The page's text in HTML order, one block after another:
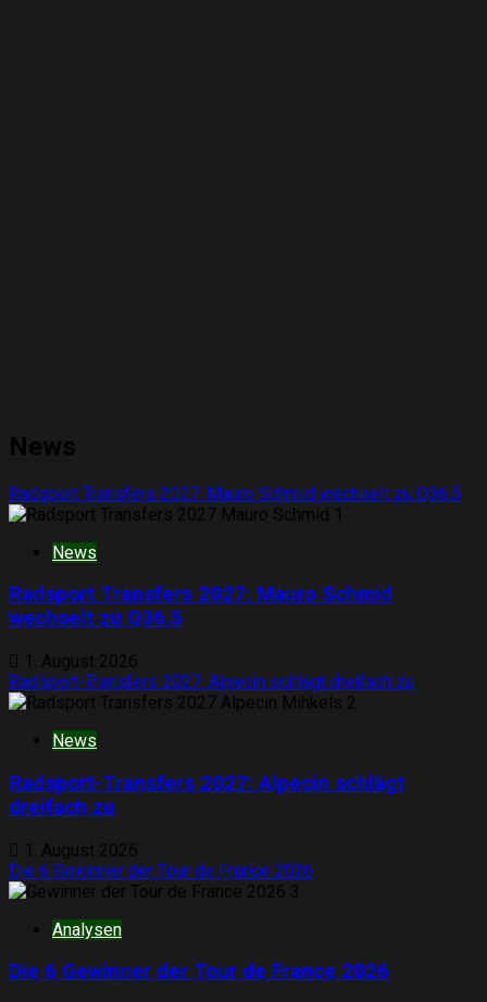
News
Radsport Transfers 2027: Mauro Schmid wechselt zu Q36.5
1
News
Radsport Transfers 2027: Mauro Schmid
wechselt zu Q36.5
1. August 2026
Radsport-Transfers 2027: Alpecin schlägt dreifach zu
2
News
Radsport-Transfers 2027: Alpecin schlägt
dreifach zu
1. August 2026
Die 6 Gewinner der Tour de France 2026
3
Analysen
Die 6 Gewinner der Tour de France 2026